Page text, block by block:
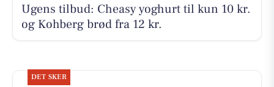
Ugens tilbud: Cheasy yoghurt til kun 10 kr.
og Kohberg brød fra 12 kr.
DET SKER